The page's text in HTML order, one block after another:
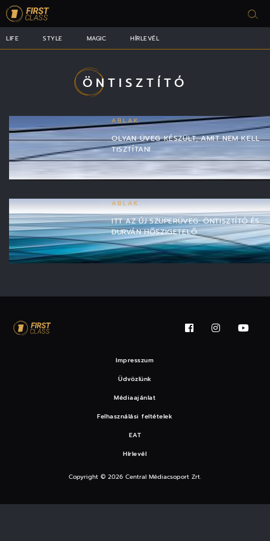
LIFE STYLE MAGIC HÍRLEVÉL
ÖNTISZTÍTÓ
ABLAK
OLYAN ÜVEG KÉSZÜLT, AMIT NEM KELL
TISZTÍTANI
ABLAK
ITT AZ ÚJ SZUPERÜVEG: ÖNTISZTÍTÓ ÉS
DURVÁN HŐSZIGETELŐ
Impresszum
Üdvözlünk
Médiaajánlat
Felhasználási feltételek
EAT
Hírlevél
Copyright © 2026 Central Médiacsoport Zrt.